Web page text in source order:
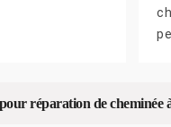
réparation de cheminée